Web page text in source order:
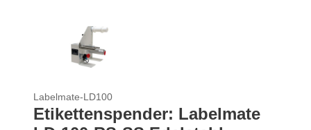
Labelmate-LD100
Etikettenspender: Labelmate